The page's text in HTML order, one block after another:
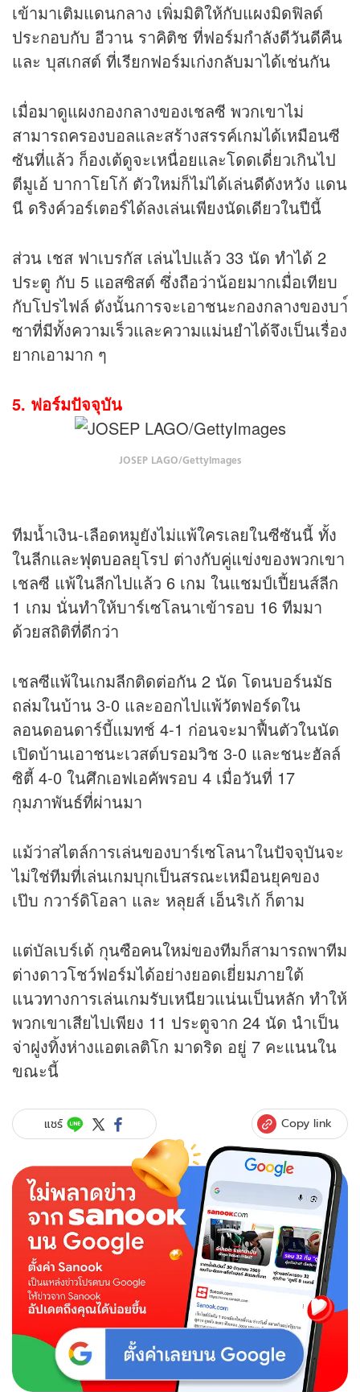
เข้ามาเติมแดนกลาง เพิ่มมิติให้กับแผงมิดฟิลด์
ประกอบกับ อีวาน ราคิติช ที่ฟอร์มกำลังดีวันดีคืน
และ บุสเกสต์ ที่เรียกฟอร์มเก่งกลับมาได้เช่นกัน
เมื่อมาดูแผงกองกลางของเชลซี พวกเขาไม่
สามารถครองบอลและสร้างสรรค์เกมได้เหมือนซี
ซันที่แล้ว ก็องเต้ดูจะเหนื่อยและโดดเดี่ยวเกินไป
ตีมูเอ้ บากาโยโก้ ตัวใหม่ก็ไม่ได้เล่นดีดังหวัง แดน
นี ดริงค์วอร์เตอร์ได้ลงเล่นเพียงนัดเดียวในปีนี้
ส่วน เชส ฟาเบรกัส เล่นไปแล้ว 33 นัด ทำได้ 2
ประตู กับ 5 แอสซิสต์ ซึ่งถือว่าน้อยมากเมื่อเทียบ
กับโปรไฟล์ ดังนั้นการจะเอาชนะกองกลางของบา์
ซาที่มีทั้งความเร็วและความแม่นยำได้จึงเป็นเรื่อง
ยากเอามาก ๆ
5. ฟอร์มปัจจุบัน
JOSEP LAGO/GettyImages
ทีมน้ำเงิน-เลือดหมูยังไม่แพ้ใครเลยในซีซันนี้ ทั้ง
ในลีกและฟุตบอลยุโรป ต่างกับคู่แข่งของพวกเขา
เชลซี แพ้ในลีกไปแล้ว 6 เกม ในแชมป์เปี้ยนส์ลีก
1 เกม นั่นทำให้บาร์เซโลนาเข้ารอบ 16 ทีมมา
ด้วยสถิติที่ดีกว่า
เชลซีแพ้ในเกมลีกติดต่อกัน 2 นัด โดนบอร์นมัธ
ถล่มในบ้าน 3-0 และออกไปแพ้วัตฟอร์ดใน
ลอนดอนดาร์บี้แมทช์ 4-1 ก่อนจะมาฟื้นตัวในนัด
เปิดบ้านเอาชนะเวสต์บรอมวิช 3-0 และชนะฮัลล์
ซิตี้ 4-0 ในศึกเอฟเอคัพรอบ 4 เมื่อวันที่ 17
กุมภาพันธ์ที่ผ่านมา
แม้ว่าสไตล์การเล่นของบาร์เซโลนาในปัจจุบันจะ
ไม่ใช่ทีมที่เล่นเกมบุกเป็นสรณะเหมือนยุคของ
เป๊บ กวาร์ดิโอลา และ หลุยส์ เอ็นริเก้ ก็ตาม
แต่บัลเบร์เด้ กุนซือคนใหม่ของทีมก็สามารถพาทีม
ต่างดาวโชว์ฟอร์มได้อย่างยอดเยี่ยมภายใต้
แนวทางการเล่นเกมรับเหนียวแน่นเป็นหลัก ทำให้
พวกเขาเสียไปเพียง 11 ประตูจาก 24 นัด นำเป็น
จ่าฝูงทิ้งห่างแอตเลติโก มาดริด อยู่ 7 คะแนนใน
ขณะนี้
แชร์ Copy link